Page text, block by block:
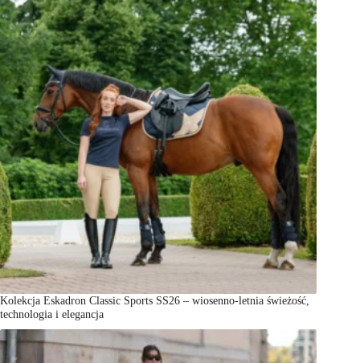
Kolekcja Eskadron Classic Sports SS26 – wiosenno-letnia świeżość,
technologia i elegancja